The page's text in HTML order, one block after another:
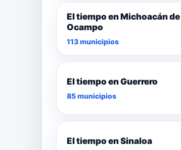
El tiempo en Michoacán de
Ocampo
113 municipios
El tiempo en Guerrero
85 municipios
El tiempo en Sinaloa